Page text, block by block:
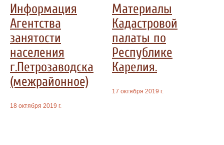
Информация
Агентства
занятости
населения
г.Петрозаводска
(межрайонное)
18 октября 2019 г.
Материалы
Кадастровой
палаты по
Республике
Карелия.
17 октября 2019 г.